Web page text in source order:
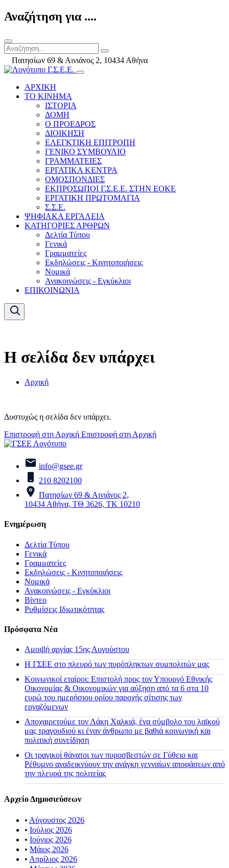
Αναζήτηση για ....
Πατησίων 69 & Αινιάνος 2, 10434 Αθήνα
ΑΡΧΙΚΗ
ΤΟ ΚΙΝΗΜΑ
ΙΣΤΟΡΙΑ
ΔΟΜΗ
Ο ΠΡΟΕΔΡΟΣ
ΔΙΟΙΚΗΣΗ
ΕΛΕΓΚΤΙΚΗ ΕΠΙΤΡΟΠΗ
ΓΕΝΙΚΟ ΣΥΜΒΟΥΛΙΟ
ΓΡΑΜΜΑΤΕΙΕΣ
ΕΡΓΑΤΙΚΑ ΚΕΝΤΡΑ
ΟΜΟΣΠΟΝΔΙΕΣ
ΕΚΠΡΟΣΩΠΟΙ Γ.Σ.Ε.Ε. ΣΤΗΝ ΕΟΚΕ
ΕΡΓΑΤΙΚΗ ΠΡΩΤΟΜΑΓΙΑ
Σ.Σ.Ε.
ΨΗΦΙΑΚΑ ΕΡΓΑΛΕΙΑ
ΚΑΤΗΓΟΡΙΕΣ ΑΡΘΡΩΝ
Δελτία Τύπου
Γενικά
Γραμματείες
Εκδηλώσεις - Κινητοποιήσεις
Νομικά
Ανακοινώσεις - Εγκύκλιοι
ΕΠΙΚΟΙΝΩΝΙΑ
Η σελίδα δεν υπάρχει
Αρχική
Δυστυχώς η σελίδα δεν υπάρχει.
Επιστροφή στη Αρχική Επιστροφή στη Αρχική
info@gsee.gr
210 8202100
Πατησίων 69 & Αινιάνος 2,
10434 Αθήνα, ΤΘ 3626, ΤΚ 10210
Ενημέρωση
Δελτία Τύπου
Γενικά
Γραμματείες
Εκδηλώσεις - Κινητοποιήσεις
Νομικά
Ανακοινώσεις - Εγκύκλιοι
Βίντεο
Ρυθμίσεις Ιδιωτικότητας
Πρόσφατα Νέα
Αμοιβή αργίας 15ης Αυγούστου
H ΓΣΕΕ στο πλευρό των πυρόπληκτων συμπολιτών μας
Κοινωνικοί εταίροι: Επιστολή προς τον Υπουργό Εθνικής
Οικονομίας & Οικονομικών για αύξηση από τα 6 στα 10
ευρώ του ημερήσιου ορίου παροχής σίτισης των
εργαζόμενων
Αποχαιρετούμε τον Λάκη Χαλκιά, ένα σύμβολο του λαϊκού
μας τραγουδιού κι έναν άνθρωπο με βαθιά κοινωνική και
πολιτική συνείδηση
Οι τραγικοί θάνατοι των πυροσβεστών σε Γύθειο και
Ρέθυμνο αναδεικνύουν την ανάγκη γενναίων αποφάσεων από
την πλευρά της πολιτείας
Αρχείο Δημοσιεύσεων
• Αύγουστος 2026
• Ιούλιος 2026
• Ιούνιος 2026
• Μάιος 2026
• Απρίλιος 2026